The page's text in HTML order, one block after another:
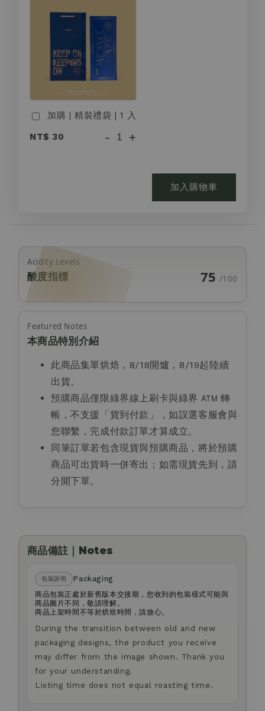
加購 | 精裝禮袋 | 1 入
NT$ 30
- +
加入購物車
Acidity Levels
酸度指標 75 /100
Featured Notes
本商品特別介紹
此商品集單烘焙，8/18開爐，8/19起陸續
出貨。
預購商品僅限綠界線上刷卡與綠界 ATM 轉
帳，不支援「貨到付款」，如誤選客服會與
您聯繫，完成付款訂單才算成立。
同筆訂單若包含現貨與預購商品，將於預購
商品可出貨時一併寄出；如需現貨先到，請
分開下單。
商品備註｜Notes
包裝說明
Packaging
商品包裝正處於新舊版本交接期，您收到的包裝樣式可能與
商品圖片不同，敬請理解。
商品上架時間不等於烘焙時間，請放心。
During the transition between old and new
packaging designs, the product you receive
may differ from the image shown. Thank you
for your understanding.
Listing time does not equal roasting time.